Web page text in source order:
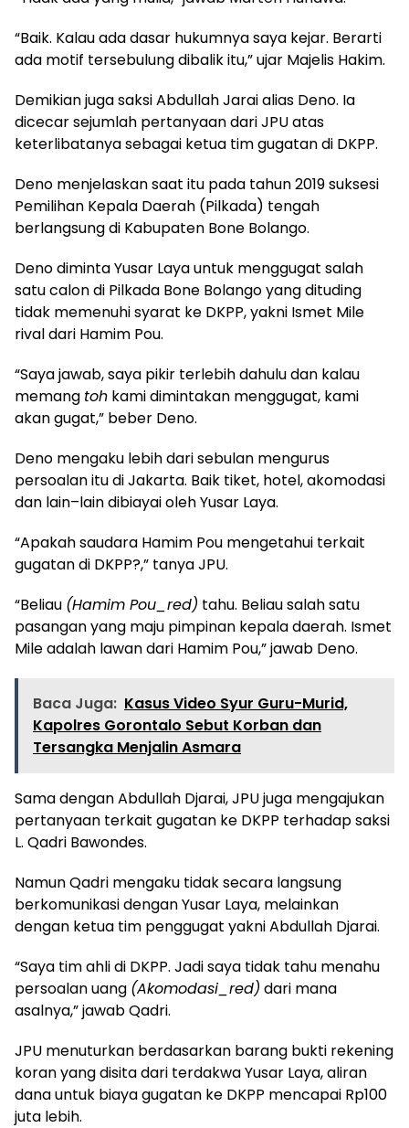
“Baik. Kalau ada dasar hukumnya saya kejar. Berarti
ada motif tersebulung dibalik itu,” ujar Majelis Hakim.
Demikian juga saksi Abdullah Jarai alias Deno. Ia
dicecar sejumlah pertanyaan dari JPU atas
keterlibatanya sebagai ketua tim gugatan di DKPP.
Deno menjelaskan saat itu pada tahun 2019 suksesi
Pemilihan Kepala Daerah (Pilkada) tengah
berlangsung di Kabupaten Bone Bolango.
Deno diminta Yusar Laya untuk menggugat salah
satu calon di Pilkada Bone Bolango yang dituding
tidak memenuhi syarat ke DKPP, yakni Ismet Mile
rival dari Hamim Pou.
“Saya jawab, saya pikir terlebih dahulu dan kalau
memang toh kami dimintakan menggugat, kami
akan gugat,” beber Deno.
Deno mengaku lebih dari sebulan mengurus
persoalan itu di Jakarta. Baik tiket, hotel, akomodasi
dan lain–lain dibiayai oleh Yusar Laya.
“Apakah saudara Hamim Pou mengetahui terkait
gugatan di DKPP?,” tanya JPU.
“Beliau (Hamim Pou_red) tahu. Beliau salah satu
pasangan yang maju pimpinan kepala daerah. Ismet
Mile adalah lawan dari Hamim Pou,” jawab Deno.
Baca Juga: Kasus Video Syur Guru-Murid,
Kapolres Gorontalo Sebut Korban dan
Tersangka Menjalin Asmara
Sama dengan Abdullah Djarai, JPU juga mengajukan
pertanyaan terkait gugatan ke DKPP terhadap saksi
L. Qadri Bawondes.
Namun Qadri mengaku tidak secara langsung
berkomunikasi dengan Yusar Laya, melainkan
dengan ketua tim penggugat yakni Abdullah Djarai.
“Saya tim ahli di DKPP. Jadi saya tidak tahu menahu
persoalan uang (Akomodasi_red) dari mana
asalnya,” jawab Qadri.
JPU menuturkan berdasarkan barang bukti rekening
koran yang disita dari terdakwa Yusar Laya, aliran
dana untuk biaya gugatan ke DKPP mencapai Rp100
juta lebih.